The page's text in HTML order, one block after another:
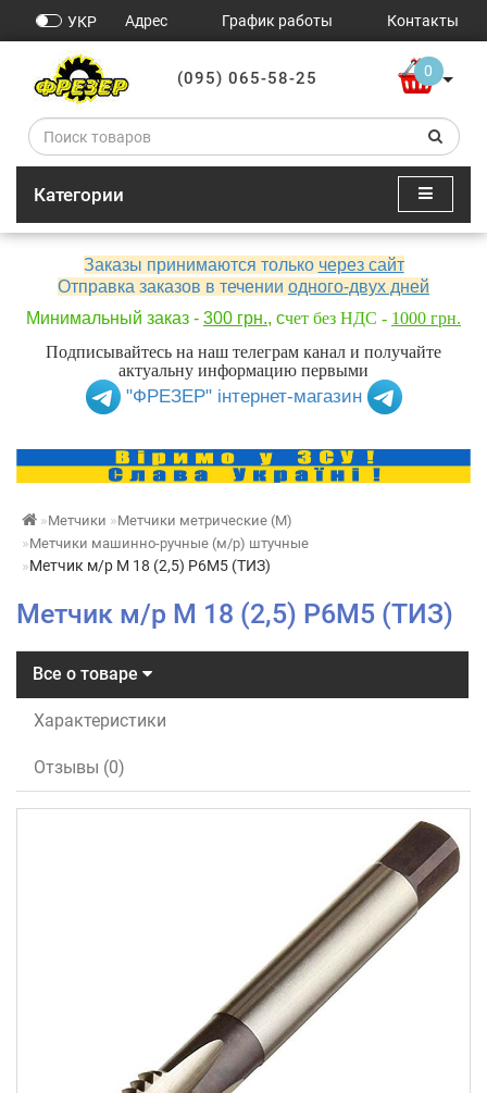
УКР Адрес График работы Контакты
Категории
(095) 065-58-25 0
Заказы принимаются только через сайт
Отправка заказов в течении одного-двух дней
Минимальный заказ - 300 грн., счет без НДС - 1000 грн.
Подписывайтесь на наш телеграм канал и получайте
актуальну информацию первыми
"ФРЕЗЕР" інтернет-магазин
Метчики
Метчики метрические (М)
Метчики машинно-ручные (м/р) штучные
Метчик м/р М 18 (2,5) Р6М5 (ТИЗ)
Метчик м/р М 18 (2,5) Р6М5 (ТИЗ)
Все о товаре
Характеристики
Отзывы (0)